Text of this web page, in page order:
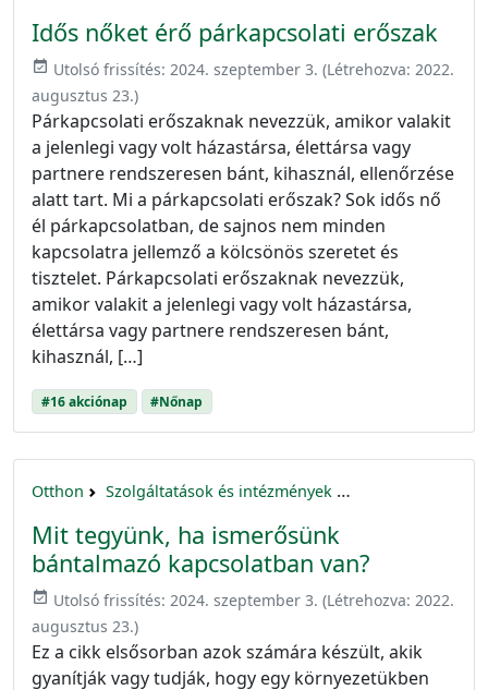
Idős nőket érő párkapcsolati erőszak
event_available Utolsó frissítés: 2024. szeptember 3. (Létrehozva: 2022.
augusztus 23.)
Párkapcsolati erőszaknak nevezzük, amikor valakit
a jelenlegi vagy volt házastársa, élettársa vagy
partnere rendszeresen bánt, kihasznál, ellenőrzése
alatt tart. Mi a párkapcsolati erőszak? Sok idős nő
él párkapcsolatban, de sajnos nem minden
kapcsolatra jellemző a kölcsönös szeretet és
tisztelet. Párkapcsolati erőszaknak nevezzük,
amikor valakit a jelenlegi vagy volt házastársa,
élettársa vagy partnere rendszeresen bánt,
kihasznál, […]
#16 akciónap #Nőnap
Otthon Szolgáltatások és intézmények
Mit tegyünk, ha ismerősünk
bántalmazó kapcsolatban van?
event_available Utolsó frissítés: 2024. szeptember 3. (Létrehozva: 2022.
augusztus 23.)
Ez a cikk elsősorban azok számára készült, akik
gyanítják vagy tudják, hogy egy környezetükben